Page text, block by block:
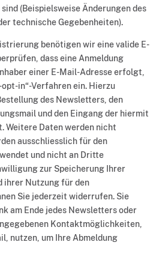
(Beispielsweise Änderungen des
technische Gegebenheiten).
benötigen wir eine valide E-
dass eine Anmeldung
einer E-Mail-Adresse erfolgt,
in“-Verfahren ein. Hierzu
des Newsletters, den
und den Eingang der hiermit
Weitere Daten werden nicht
ausschliesslich für den
und nicht an Dritte
zur Speicherung Ihrer
ihrer Nutzung für den
Sie jederzeit widerrufen. Sie
am Ende jedes Newsletters oder
Kontaktmöglichkeiten,
nutzen, um Ihre Abmeldung